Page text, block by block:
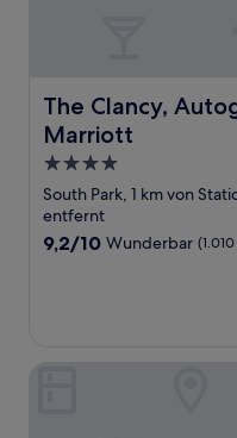
The Clancy,
Marriott
The Clancy,
4.0-
Sterne-
Unterkunft
South Park, 1 km von
entfernt
9.2
9,2/10 Wunderbar